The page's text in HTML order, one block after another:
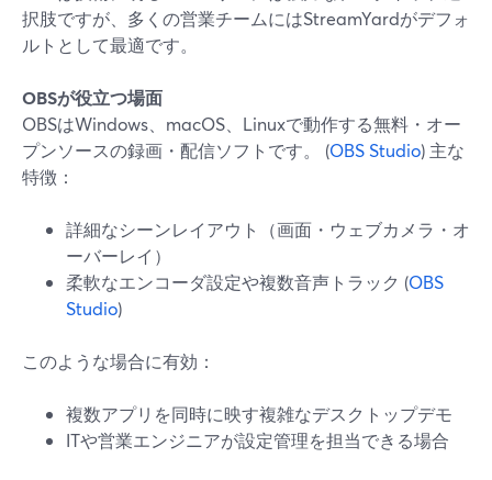
択肢ですが、多くの営業チームにはStreamYardがデフォ
ルトとして最適です。
OBSが役立つ場面
OBSはWindows、macOS、Linuxで動作する無料・オー
プンソースの録画・配信ソフトです。 (OBS Studio) 主な
特徴：
詳細なシーンレイアウト（画面・ウェブカメラ・オ
ーバーレイ）
柔軟なエンコーダ設定や複数音声トラック (OBS
Studio)
このような場合に有効：
複数アプリを同時に映す複雑なデスクトップデモ
ITや営業エンジニアが設定管理を担当できる場合